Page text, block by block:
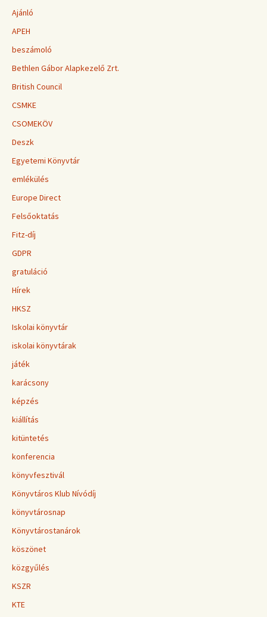
Ajánló
APEH
beszámoló
Bethlen Gábor Alapkezelő Zrt.
British Council
CSMKE
CSOMEKÖV
Deszk
Egyetemi Könyvtár
emlékülés
Europe Direct
Felsőoktatás
Fitz-díj
GDPR
gratuláció
Hírek
HKSZ
Iskolai könyvtár
iskolai könyvtárak
játék
karácsony
képzés
kiállítás
kitüntetés
konferencia
könyvfesztivál
Könyvtáros Klub Nívódíj
könyvtárosnap
Könyvtárostanárok
köszönet
közgyűlés
KSZR
KTE